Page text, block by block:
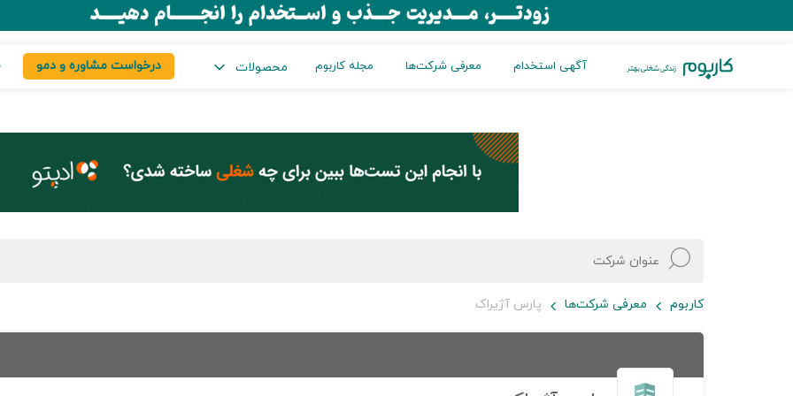
آگهی استخدام معرفی شرکت‌ها مجله کاربوم محصولات درخواست مشاوره و دمو
کاربوم معرفی شرکت‌ها پارس آژیراک